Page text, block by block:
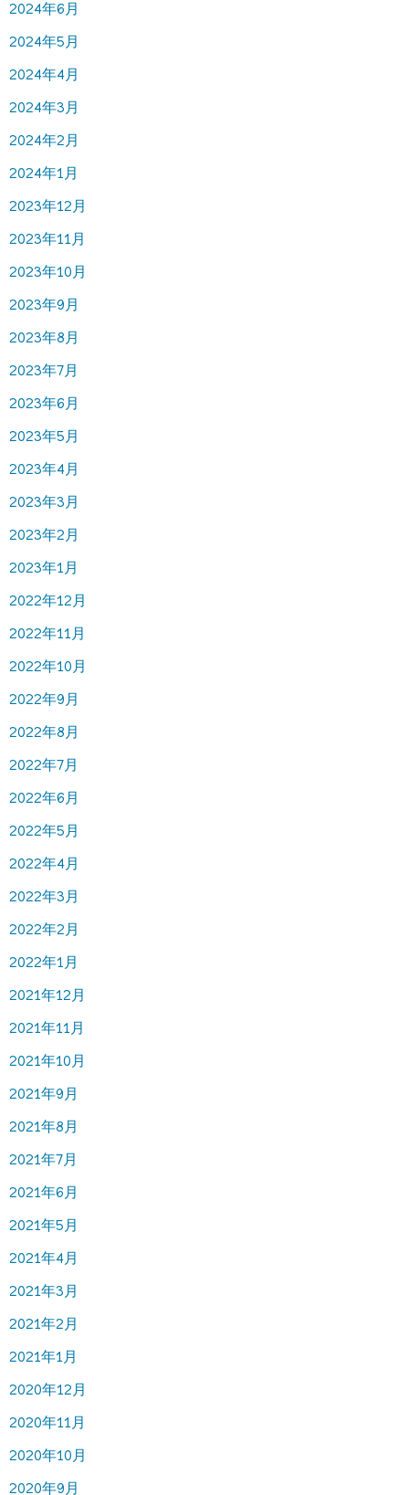
2024年6月
2024年5月
2024年4月
2024年3月
2024年2月
2024年1月
2023年12月
2023年11月
2023年10月
2023年9月
2023年8月
2023年7月
2023年6月
2023年5月
2023年4月
2023年3月
2023年2月
2023年1月
2022年12月
2022年11月
2022年10月
2022年9月
2022年8月
2022年7月
2022年6月
2022年5月
2022年4月
2022年3月
2022年2月
2022年1月
2021年12月
2021年11月
2021年10月
2021年9月
2021年8月
2021年7月
2021年6月
2021年5月
2021年4月
2021年3月
2021年2月
2021年1月
2020年12月
2020年11月
2020年10月
2020年9月